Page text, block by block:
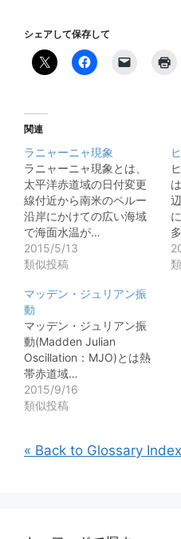
シェアして保存して
関連
ラニャーニャ現象
ラニャーニャ現象とは、
太平洋赤道域の日付変更
線付近から南米のペルー
沿岸にかけての広い海域
で海面水温が…
2015/5/13
類似投稿
マッデン・ジュリアン振
動
マッデン・ジュリアン振
動(Madden Julian
Oscillation：MJO)とは熱
帯赤道域…
2015/9/16
類似投稿
« Back to Glossary Index